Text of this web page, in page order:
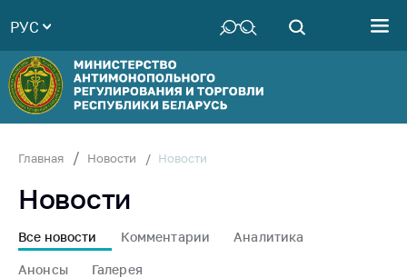
Руководство
Структура
Министерства
Территориальные
Законодательство
Антикоррупционная
деятельность
РУС
Главная Новости Новости
Новости
Все новости Комментарии Аналитика
Анонсы Галерея